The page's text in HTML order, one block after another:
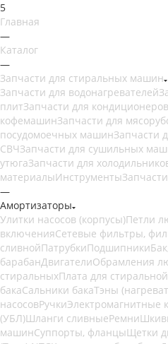
5
Главная
—
Каталог
—
Запчасти для стиральных машин
Запчасти для водонагревателей
плитЗапчасти для кондиционеров
кофемашинЗапчасти для
посудомоечных машинЗапчасти
СВЧЗапчасти для сушильных
утюгаЗапчасти для
материалыИнструменты
—
Амортизаторы
Улитки насосов (корпусы)Петли
включенияСетевые фильтры,
сливнойПатрубкиПодшипникиБак,
барабанДвигателиОбрамления
стиральныхПлата для
бакаСальники бакаТэны
насосовРучкиЭлектромагнитные
(УБЛ)Шланги сливныеРемни
машинСуппорты, фланцыЩетки